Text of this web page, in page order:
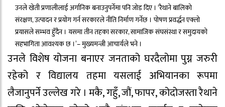
उनले खेती प्रणालीलाई अर्गानिक बनाउनुपर्नेमा पनि जोड दिए । ‘रैथाने बालिको
संरक्षण, उत्पादन र प्रयोग गर्न सरकारले नीति निर्माण गर्नेछ । पोषण प्रवर्द्धन एक्लो
प्रयासले सम्भव हुँदैन । यसमा तीन तहका सरकार, सामाजिक संघसंस्था र समुदायको
सहभागिता आवश्यक छ ।’– मुख्यमन्त्री आचार्यले भने ।
उनले विशेष योजना बनाएर जनताको घरदैलोमा पुग्न जरुरी
रहेको र विद्यालय तहमा यसलाई अभियानका रूपमा
लैजानुपर्ने उल्लेख गरे । मकै, गहुँ, जौं, फापर, कोदोजस्ता रैथाने